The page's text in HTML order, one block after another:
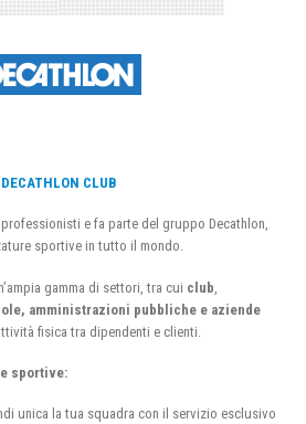
DECATHLON CLUB
e fa parte del gruppo Decathlon,
sportive in tutto il mondo.
gamma di settori, tra cui club
amministrazioni pubbliche e aziende
fisica tra dipendenti e clienti.
sportive:
unica la tua squadra con il servizio esclusivo